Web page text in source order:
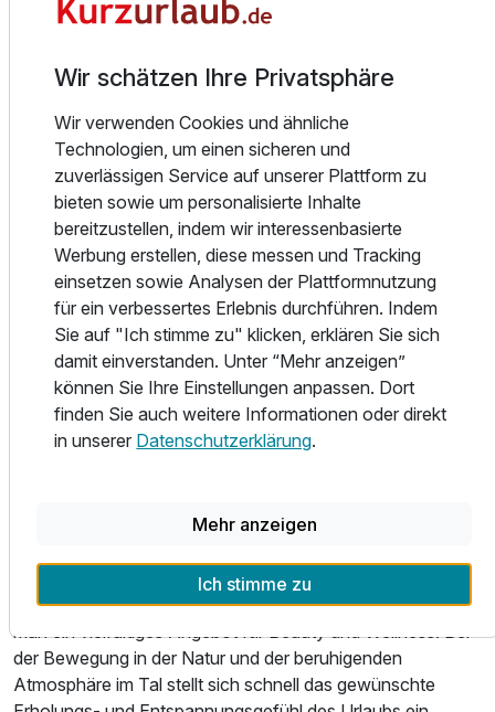
Canyoningtouren. Auch für die Kinder gibt es überall
Ötzidorf oder den Spiel-Fun-Park.
direkt zu den Erkundungs-, Wander- oder Biketouren ohne
lästigen Transfer. Nicht umsonst wurde die Region als
eines der schönsten Talenden Tirols ausgezeichnet! Für
unsere aktiven Urlauber stehen etliche Kilometer an Lauf-,
Mountainbike- und Wanderwegen in der Natur des Ötztals
zur Verfügung. Direkt am Hotel starten die gepflegten und
gut ausgezeichneten Wanderwege unter Anderem zur
Nissl-Alm, Amberger Hütte, Brand Alm und der
Winnebachsee Hütte. Weitere Attraktionen, wie zum
Beispiel die Stuibenwasserfälle, der Söldner Gletscher
sowie der Action und Outdoorpark AREA 47 sind mit dem
PKW schnell erreicht. Die vielen Outdoor-Angebote für
Gäste jeden Alters lassen Sie hier einen Familienurlaub
Therme Tirols, die sich "Aqua Dome" nennt und nur circa 5
km vom Haus entfernt liegt, passend ergänzt. Hier findet
man ein vielfältiges Angebot für Beauty und Wellness. Bei
der Bewegung in der Natur und der beruhigenden
Atmosphäre im Tal stellt sich schnell das gewünschte
Wir schätzen Ihre Privatsphäre
Wir verwenden Cookies und ähnliche
Technologien, um einen sicheren und
zuverlässigen Service auf unserer Plattform zu
bieten sowie um personalisierte Inhalte
bereitzustellen, indem wir interessenbasierte
Werbung erstellen, diese messen und Tracking
einsetzen sowie Analysen der Plattformnutzung
für ein verbessertes Erlebnis durchführen. Indem
Sie auf "Ich stimme zu" klicken, erklären Sie sich
damit einverstanden. Unter “Mehr anzeigen”
können Sie Ihre Einstellungen anpassen. Dort
finden Sie auch weitere Informationen oder direkt
in unserer Datenschutzerklärung.
Mehr anzeigen
Ich stimme zu